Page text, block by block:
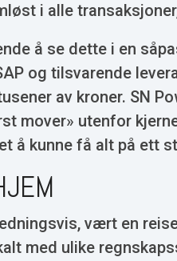
i alle
å se dette i en
og tilsvarende
av kroner. SN
mover» utenfor
å kunne få alt på ett
vært en
med ulike